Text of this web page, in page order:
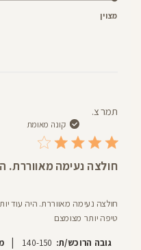
מצוין
תמר צ.
קונה מאומת
חולצה נעימה מאווררת.
חולצה נעימה מאווררת. היה עוד
טיפה יותר מצומצם
גובה הרוכש/ת: 140-150
|